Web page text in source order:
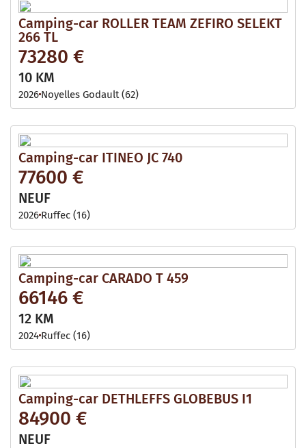
Camping-car ROLLER TEAM ZEFIRO SELEKT
266 TL
73280 €
10 KM
2026 Noyelles Godault (62)
Camping-car ITINEO JC 740
77600 €
NEUF
2026 Ruffec (16)
Camping-car CARADO T 459
66146 €
12 KM
2024 Ruffec (16)
Camping-car DETHLEFFS GLOBEBUS I1
84900 €
NEUF